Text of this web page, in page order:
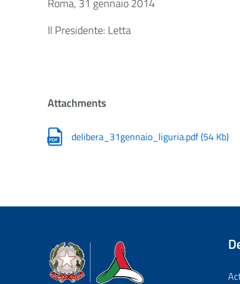
Roma, 31 gennaio 2014
Il Presidente: Letta
Attachments
delibera_31gennaio_liguria.pdf(54 Kb)
Dipartimento della Protezione